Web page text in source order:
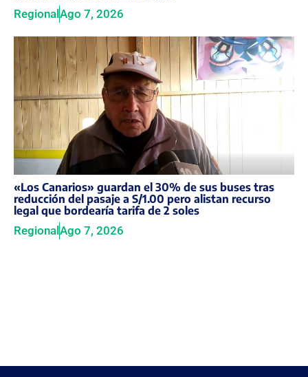
RegionalAgo 7, 2026
«Los Canarios» guardan el 30% de sus buses tras
reducción del pasaje a S/1.00 pero alistan recurso
legal que bordearía tarifa de 2 soles
RegionalAgo 7, 2026